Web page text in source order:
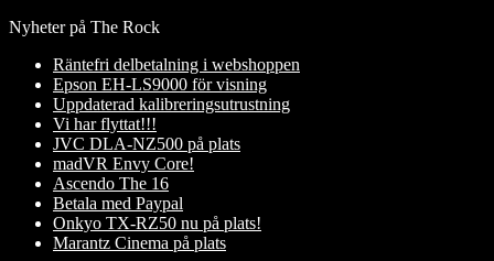
Nyheter på The Rock
Räntefri delbetalning i webshoppen
Epson EH-LS9000 för visning
Uppdaterad kalibreringsutrustning
Vi har flyttat!!!
JVC DLA-NZ500 på plats
madVR Envy Core!
Ascendo The 16
Betala med Paypal
Onkyo TX-RZ50 nu på plats!
Marantz Cinema på plats